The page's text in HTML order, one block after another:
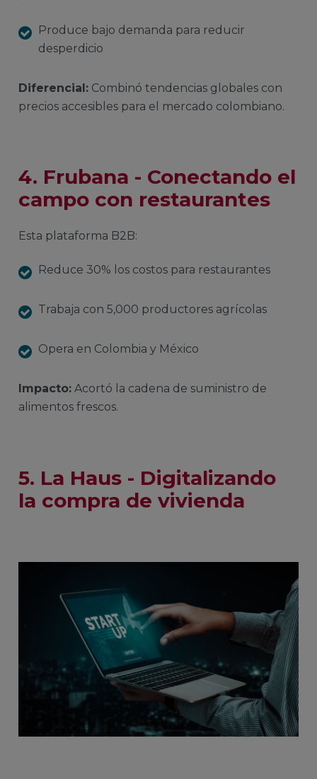
Produce bajo demanda para reducir
desperdicio
Diferencial: Combinó tendencias globales con
precios accesibles para el mercado colombiano.
4. Frubana - Conectando el
campo con restaurantes
Esta plataforma B2B:
Reduce 30% los costos para restaurantes
Trabaja con 5,000 productores agrícolas
Opera en Colombia y México
Impacto: Acortó la cadena de suministro de
alimentos frescos.
5. La Haus - Digitalizando
la compra de vivienda